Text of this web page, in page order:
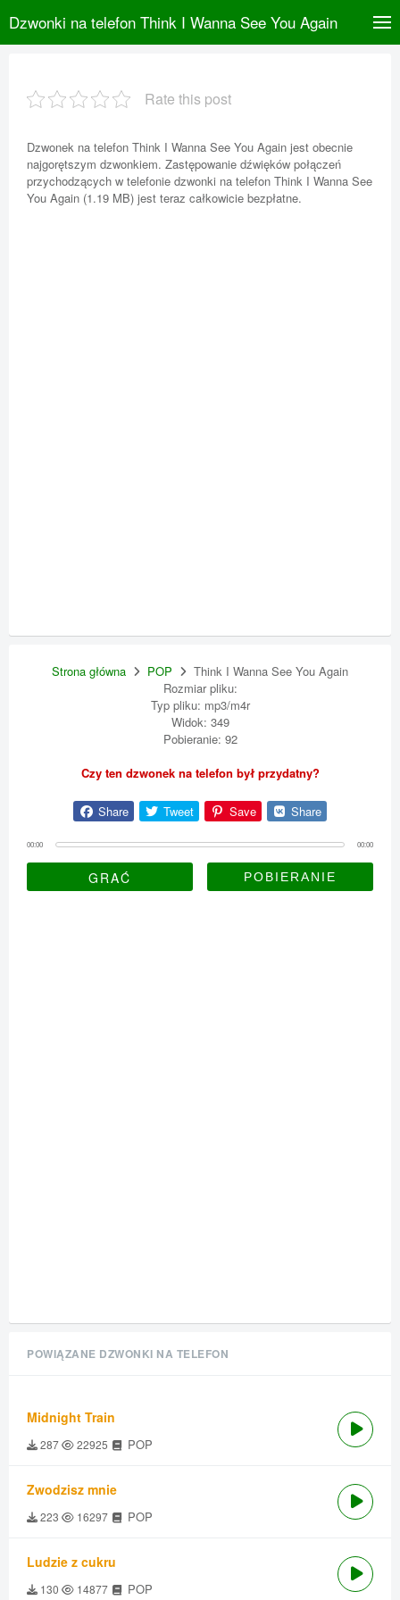
Dzwonki na telefon Think I Wanna See You Again
Rate this post
Dzwonek na telefon Think I Wanna See You Again jest obecnie
najgorętszym dzwonkiem. Zastępowanie dźwięków połączeń
przychodzących w telefonie dzwonki na telefon Think I Wanna See
You Again (1.19 MB) jest teraz całkowicie bezpłatne.
Strona główna POP
Think I Wanna See You Again
Rozmiar pliku:
Typ pliku: mp3/m4r
Widok: 349
Pobieranie: 92
Czy ten dzwonek na telefon był przydatny?
Share Tweet Save Share
00:00 00:00
GRAĆ
POWIĄZANE DZWONKI NA TELEFON
Midnight Train
287 22925 POP
Zwodzisz mnie
223 16297 POP
Ludzie z cukru
130 14877 POP